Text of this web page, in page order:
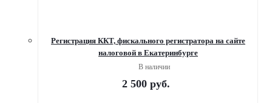
Регистрация ККТ, фискального регистратора на сайте
налоговой в Екатеринбурге
В наличии
2 500 руб.